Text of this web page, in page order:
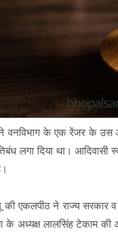
ने वनविभाग के एक रेंजर के उस
लगा दिया था।
की एकलपीठ ने राज्य
के अध्यक्ष लालसिंह टेकाम